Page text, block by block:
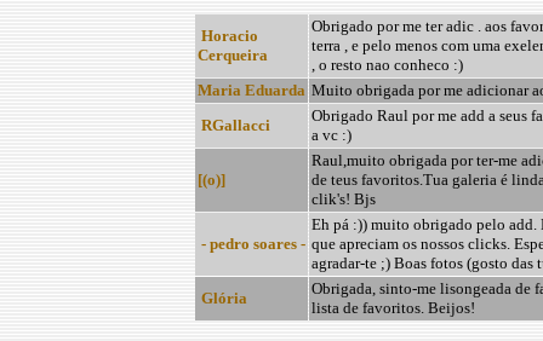
Horacio
Cerqueira
Obrigado por me ter adic . aos
terra , e pelo menos com uma
, o resto nao conheco :)
Maria Eduarda Muito obrigada por me adicionar
RGallacci
Obrigado Raul por me add a seus
a vc :)
[(o)]
Raul,muito obrigada por ter-me
de teus favoritos.Tua galeria é
clik's! Bjs
- pedro soares -
Eh pá :)) muito obrigado pelo add.
que apreciam os nossos clicks.
agradar-te ;) Boas fotos (gosto das
Glória
Obrigada, sinto-me lisongeada de
lista de favoritos. Beijos!